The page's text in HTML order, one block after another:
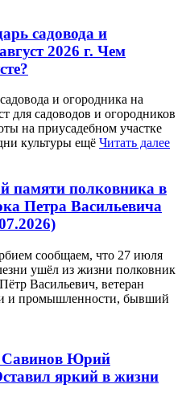
садовода и
2026 г. Чем
и огородника на
для садоводов и огородников
на приусадебном участке
культуры ещё Читать далее
памяти полковника в
Петра Васильевича
сообщаем, что 27 июля
ушёл из жизни полковник
Васильевич, ветеран
и промышленности, бывший
Савинов Юрий
яркий в жизни